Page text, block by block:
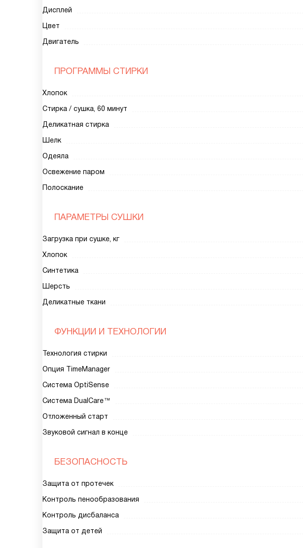
Дисплей
Цвет
Двигатель
ПРОГРАММЫ СТИРКИ
Хлопок
Стирка / сушка, 60 минут
Деликатная стирка
Шелк
Одеяла
Освежение паром
Полоскание
ПАРАМЕТРЫ СУШКИ
Загрузка при сушке, кг
Хлопок
Синтетика
Шерсть
Деликатные ткани
ФУНКЦИИ И ТЕХНОЛОГИИ
Технология стирки
Опция TimeManager
Система OptiSense
Система DualCare™
Отложенный старт
Звуковой сигнал в конце
БЕЗОПАСНОСТЬ
Защита от протечек
Контроль пенообразования
Контроль дисбаланса
Защита от детей